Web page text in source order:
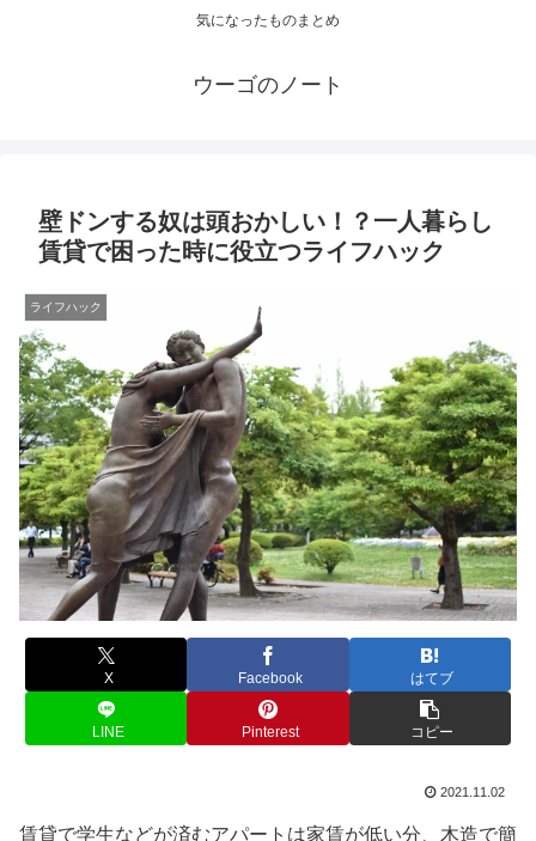
気になったものまとめ
ウーゴのノート
壁ドンする奴は頭おかしい！？一人暮らし
賃貸で困った時に役立つライフハック
ライフハック
X Facebook はてブ
LINE Pinterest コピー
2021.11.02
賃貸で学生などが済むアパートは家賃が低い分、木造で簡